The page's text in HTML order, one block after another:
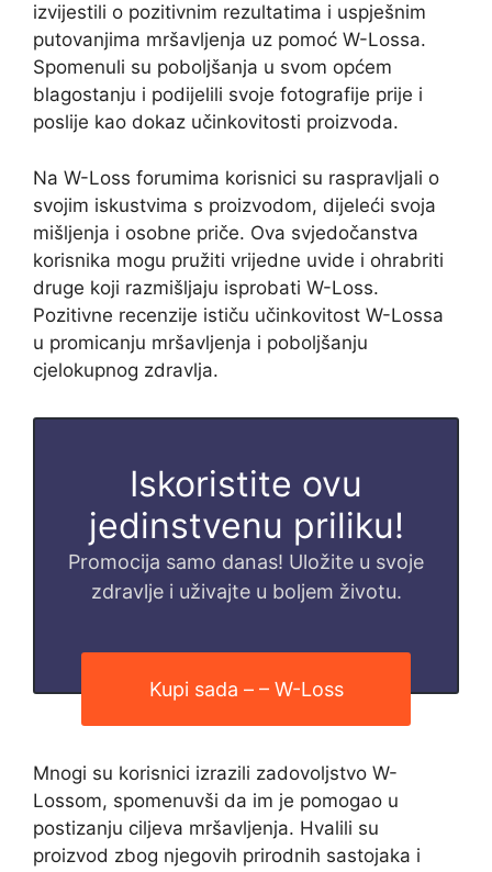
izvijestili o pozitivnim rezultatima i uspješnim
putovanjima mršavljenja uz pomoć W-Lossa.
Spomenuli su poboljšanja u svom općem
blagostanju i podijelili svoje fotografije prije i
poslije kao dokaz učinkovitosti proizvoda.
Na W-Loss forumima korisnici su raspravljali o
svojim iskustvima s proizvodom, dijeleći svoja
mišljenja i osobne priče. Ova svjedočanstva
korisnika mogu pružiti vrijedne uvide i ohrabriti
druge koji razmišljaju isprobati W-Loss.
Pozitivne recenzije ističu učinkovitost W-Lossa
u promicanju mršavljenja i poboljšanju
cjelokupnog zdravlja.
Iskoristite ovu
jedinstvenu priliku!
Promocija samo danas! Uložite u svoje
zdravlje i uživajte u boljem životu.
Kupi sada – – W-Loss
Mnogi su korisnici izrazili zadovoljstvo W-
Lossom, spomenuvši da im je pomogao u
postizanju ciljeva mršavljenja. Hvalili su
proizvod zbog njegovih prirodnih sastojaka i